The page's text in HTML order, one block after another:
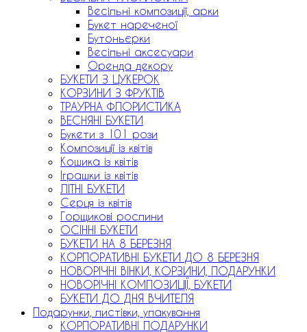
Весільні композиції, арки
Букет нареченої
Бутоньєрки
Весільні аксесуари
Оренда декору
БУКЕТИ З ЦУКЕРОК
КОРЗИНИ З ФРУКТІВ
ТРАУРНА ФЛОРИСТИКА
ВЕСНЯНІ БУКЕТИ
Букети з 101 рози
Композиції із квітів
Кошика із квітів
Іграшки із квітів
ЛІТНІ БУКЕТИ
Серця із квітів
Горщикові рослини
ОСІННІ БУКЕТИ
БУКЕТИ НА 8 БЕРЕЗНЯ
КОРПОРАТИВНІ БУКЕТИ ДО 8 БЕРЕЗНЯ
НОВОРІЧНІ ВІНКИ, КОРЗИНИ, ПОДАРУНКИ
НОВОРІЧНІ КОМПОЗИЦІЇ, БУКЕТИ
БУКЕТИ ДО ДНЯ ВЧИТЕЛЯ
Подарунки, листівки, упакування
КОРПОРАТИВНІ ПОДАРУНКИ